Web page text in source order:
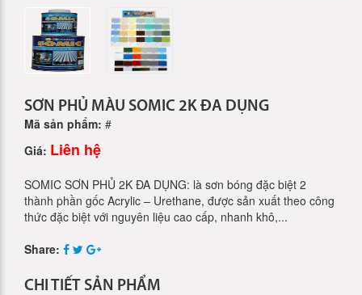
SƠN PHỦ MÀU SOMIC 2K ĐA DỤNG
Mã sản phẩm: #
Giá: Liên hệ
SOMIC SƠN PHỦ 2K ĐA DỤNG: là sơn bóng đặc biệt 2
thành phần gốc Acrylic – Urethane, được sản xuất theo công
thức đặc biệt với nguyên liệu cao cấp, nhanh khô,...
Share:
CHI TIẾT SẢN PHẨM